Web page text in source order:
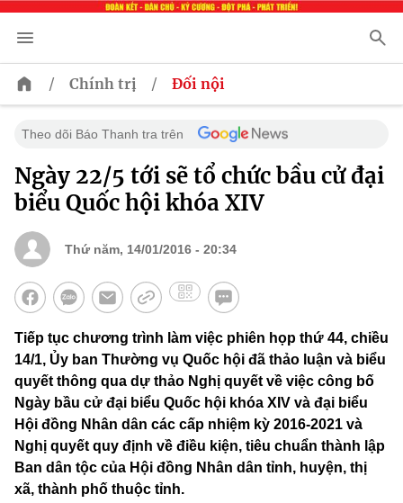
/ Chính trị / Đối nội
Theo dõi Báo Thanh tra trên
Ngày 22/5 tới sẽ tổ chức bầu cử đại
biểu Quốc hội khóa XIV
Thứ năm, 14/01/2016 - 20:34
Tiếp tục chương trình làm việc phiên họp thứ 44, chiều
14/1, Ủy ban Thường vụ Quốc hội đã thảo luận và biểu
quyết thông qua dự thảo Nghị quyết về việc công bố
Ngày bầu cử đại biểu Quốc hội khóa XIV và đại biểu
Hội đồng Nhân dân các cấp nhiệm kỳ 2016-2021 và
Nghị quyết quy định về điều kiện, tiêu chuẩn thành lập
Ban dân tộc của Hội đồng Nhân dân tỉnh, huyện, thị
xã, thành phố thuộc tỉnh.